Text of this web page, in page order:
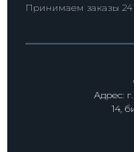
Принимаем заказы 24
Адрес:
14,